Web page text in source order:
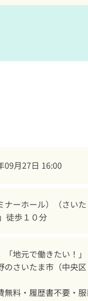
09月27日 16:00
ーホール）（さいた
歩１０分
「地元で働きたい！
さいたま市（中央
料・履歴書不要・服